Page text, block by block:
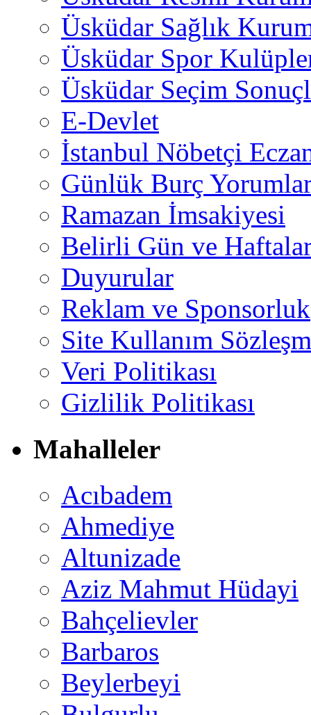
Üsküdar Sağlık
Üsküdar Spor
Üsküdar Seçim
E-Devlet
İstanbul Nöbetçi
Günlük Burç
Ramazan İmsakiyesi
Belirli Gün ve
Duyurular
Reklam ve Sponsorluk
Site Kullanım
Veri Politikası
Gizlilik Politikası
Mahalleler
Acıbadem
Ahmediye
Altunizade
Aziz Mahmut Hüdayi
Bahçelievler
Barbaros
Beylerbeyi